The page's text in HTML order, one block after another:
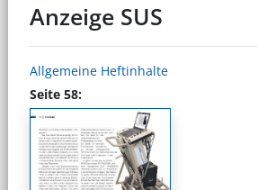
Anzeige SUS
Allgemeine Heftinhalte
Seite 58: